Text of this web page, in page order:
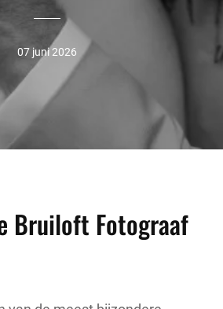
07 juni 2026
Bruiloft Fotograaf